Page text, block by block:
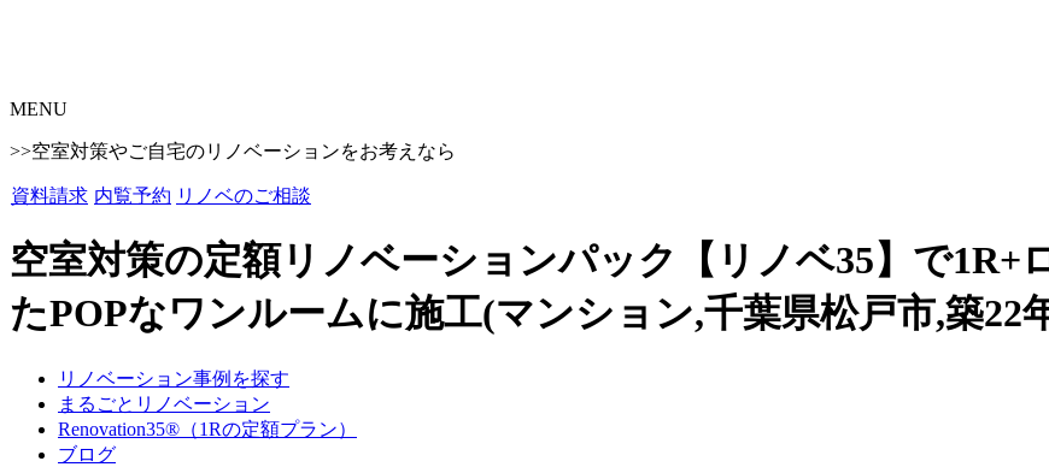
MENU
>>空室対策やご自宅のリノベーションをお考えなら
資料請求 内覧予約 リノベのご相談
空室対策の定額リノベーションパック【リノベ35】で1R+
たPOPなワンルームに施工(マンション,千葉県松戸市,築22
リノベーション事例を探す
まるごとリノベーション
Renovation35®（1Rの定額プラン）
ブログ